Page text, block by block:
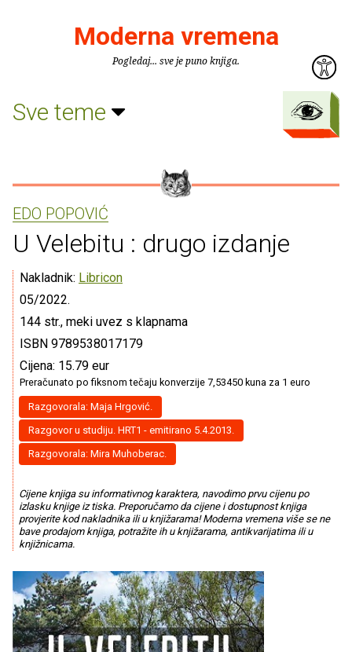
Moderna vremena
Pogledaj... sve je puno knjiga.
Sve teme
EDO POPOVIĆ
U Velebitu : drugo izdanje
Nakladnik: Libricon
05/2022.
144 str., meki uvez s klapnama
ISBN 9789538017179
Cijena: 15.79 eur
Preračunato po fiksnom tečaju konverzije 7,53450 kuna za 1 euro
Razgovorala: Maja Hrgović.
Razgovor u studiju. HRT1 - emitirano 5.4.2013.
Razgovorala: Mira Muhoberac.
Cijene knjiga su informativnog karaktera, navodimo prvu cijenu po
izlasku knjige iz tiska. Preporučamo da cijene i dostupnost knjiga
provjerite kod nakladnika ili u knjižarama! Moderna vremena više se ne
bave prodajom knjiga, potražite ih u knjižarama, antikvarijatima ili u
knjižnicama.